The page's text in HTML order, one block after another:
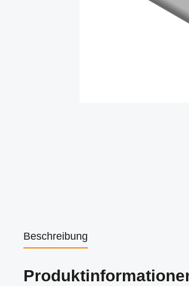
Beschreibung